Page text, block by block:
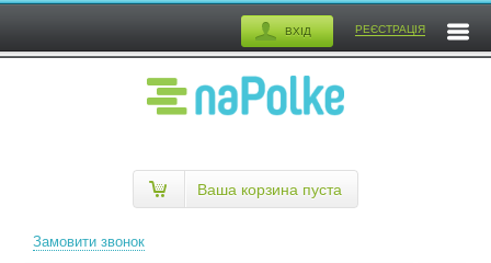
ВХІД РЕЄСТРАЦІЯ
Замовити звонок
Ваша корзина пуста